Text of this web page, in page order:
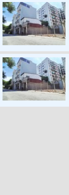
MẶT TIỀN
Tất cả
GIẤY TỜ PHÁP LÝ
Tất cả